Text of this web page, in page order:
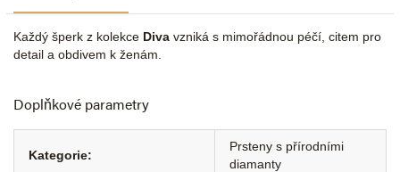
Každý šperk z kolekce Diva vzniká s mimořádnou péčí, citem pro
detail a obdivem k ženám.
Doplňkové parametry
Kategorie:
Prsteny s přírodními
diamanty